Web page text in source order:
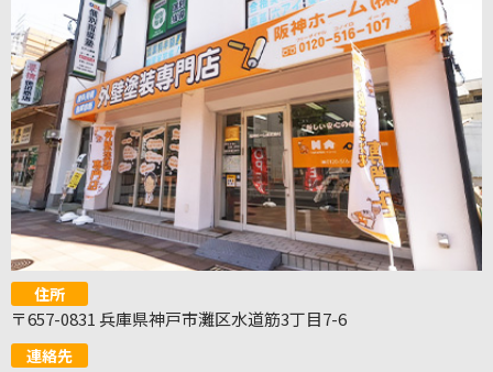
住所
〒657-0831 兵庫県神戸市灘区水道筋3丁目7-6
連絡先